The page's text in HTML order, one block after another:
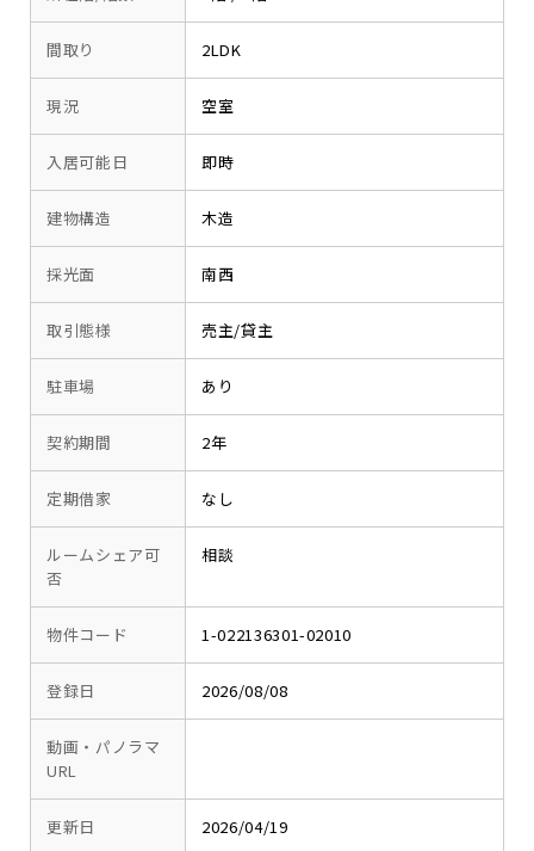
間取り 2LDK
現況 空室
入居可能日 即時
建物構造 木造
採光面 南西
取引態様 売主/貸主
駐車場 あり
契約期間 2年
定期借家 なし
ルームシェア可
否
相談
物件コード 1-022136301-02010
登録日 2026/08/08
動画・パノラマ
URL
更新日 2026/04/19